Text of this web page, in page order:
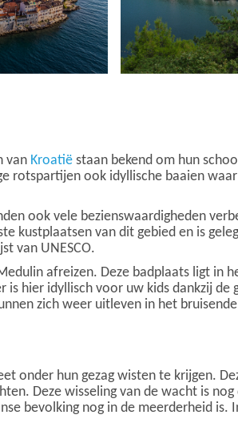
van Kroatië staan bekend om hun
rotspartijen ook idyllische baaien
ook vele bezienswaardigheden
kustplaatsen van dit gebied en is
van UNESCO.
afreizen. Deze badplaats ligt in
hier idyllisch voor uw kids dankzij de
zich weer uitleven in het
onder hun gezag wisten te krijgen.
Deze wisseling van de wacht is
bevolking nog in de meerderheid is.